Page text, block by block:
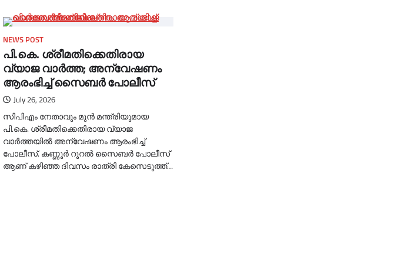
NEWS POST
പി.കെ. ശ്രീമതിക്കെതിരായ
വ്യാജ വാര്‍ത്ത; അന്വേഷണം
ആരംഭിച്ച്‌ സൈബര്‍ പോലീസ്
July 26, 2026
സിപിഎം നേതാവും മുൻ മന്ത്രിയുമായ
പി.കെ. ശ്രീമതിക്കെതിരായ വ്യാജ
വാർത്തയില്‍ അന്വേഷണം ആരംഭിച്ച്‌
പോലീസ്. കണ്ണൂർ റൂറല്‍ സൈബർ പോലീസ്
ആണ് കഴിഞ്ഞ ദിവസം രാത്രി കേസെടുത്ത്…